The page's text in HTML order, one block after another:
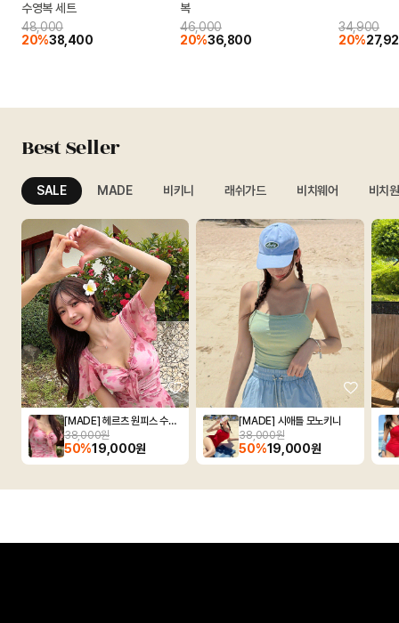
수영복 세트
48,000
20%38,400
복
46,000
20%36,800
34,900
20%
Best Seller
SALE MADE 비키니 래쉬가드 비치웨어 비치
[MADE] 헤르츠 원피스 수영복
38,000원
50%19,000원
[MADE] 시애틀 모노키니
38,000원
50%19,000원